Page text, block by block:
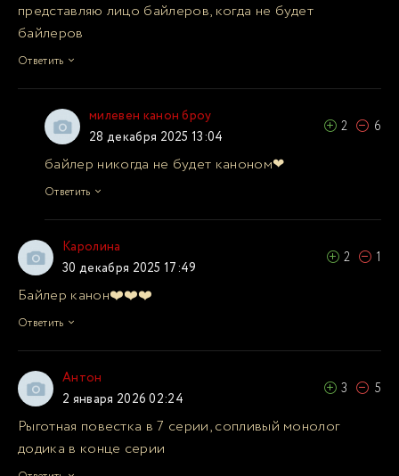
представляю лицо байлеров, когда не будет
байлеров
Ответить
милевен канон броу
28 декабря 2025 13:04
2 6
байлер никогда не будет каноном❤
Ответить
Каролина
30 декабря 2025 17:49
2 1
Байлер канон❤️❤️❤️
Ответить
Антон
2 января 2026 02:24
3 5
Рыготная повестка в 7 серии, сопливый монолог
додика в конце серии